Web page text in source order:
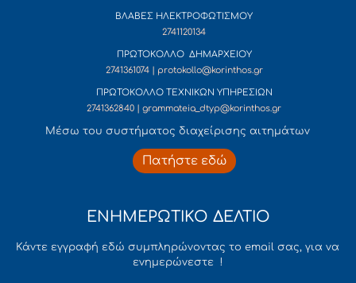
ΒΛΑΒΕΣ ΗΛΕΚΤΡΟΦΩΤΙΣΜΟΥ
2741120134
ΠΡΩΤΟΚΟΛΛΟ ΔΗΜΑΡΧΕΙΟΥ
2741361074 | protokollo@korinthos.gr
ΠΡΩΤΟΚΟΛΛΟ ΤΕΧΝΙΚΩΝ ΥΠΗΡΕΣΙΩΝ
2741362840 | grammateia_dtyp@korinthos.gr
Mέσω του συστήματος διαχείρισης αιτημάτων
Πατήστε εδώ
ΕΝΗΜΕΡΩΤΙΚΟ ΔΕΛΤΙΟ
Κάντε εγγραφή εδώ συμπληρώνοντας το email σας, για να
ενημερώνεστε !